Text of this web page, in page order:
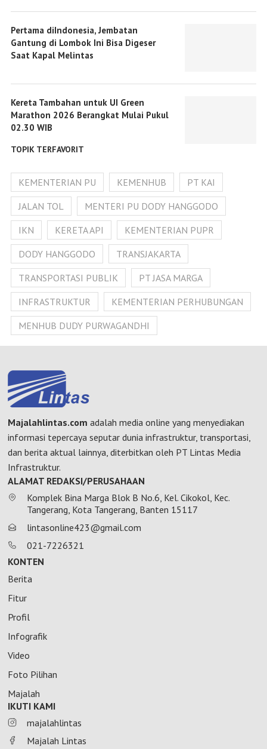
Pertama diIndonesia, Jembatan
Gantung di Lombok Ini Bisa Digeser
Saat Kapal Melintas
Kereta Tambahan untuk UI Green
Marathon 2026 Berangkat Mulai Pukul
02.30 WIB
TOPIK TERFAVORIT
KEMENTERIAN PU KEMENHUB
PT KAI
JALAN TOL
MENTERI PU DODY HANGGODO
IKN
KERETA API
KEMENTERIAN PUPR
DODY HANGGODO
TRANSJAKARTA
TRANSPORTASI PUBLIK
PT JASA MARGA
INFRASTRUKTUR
KEMENTERIAN PERHUBUNGAN
MENHUB DUDY PURWAGANDHI
Majalahlintas.com adalah media online yang menyediakan
informasi tepercaya seputar dunia infrastruktur, transportasi,
dan berita aktual lainnya, diterbitkan oleh PT Lintas Media
Infrastruktur.
ALAMAT REDAKSI/PERUSAHAAN
Komplek Bina Marga Blok B No.6, Kel. Cikokol, Kec.
Tangerang, Kota Tangerang, Banten 15117
lintasonline423@gmail.com
021-7226321
KONTEN
Berita
Fitur
Profil
Infografik
Video
Foto Pilihan
Majalah
IKUTI KAMI
majalahlintas
Majalah Lintas